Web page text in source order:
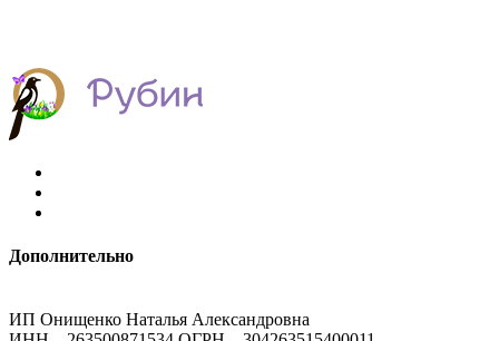
Дополнительно
ИП Онищенко Наталья Александровна